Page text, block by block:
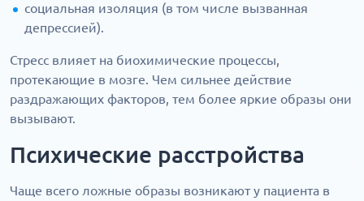
социальная изоляция (в том числе вызванная
депрессией).
Стресс влияет на биохимические процессы,
протекающие в мозге. Чем сильнее действие
раздражающих факторов, тем более яркие образы они
вызывают.
Психические расстройства
Чаще всего ложные образы возникают у пациента в